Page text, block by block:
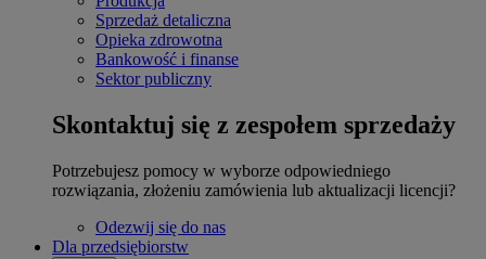
Sprzedaż detaliczna
Opieka zdrowotna
Bankowość i finanse
Sektor publiczny
Skontaktuj się z zespołem sprzedaży
Potrzebujesz pomocy w wyborze odpowiedniego
rozwiązania, złożeniu zamówienia lub aktualizacji licencji?
Odezwij się do nas
Dla przedsiębiorstw